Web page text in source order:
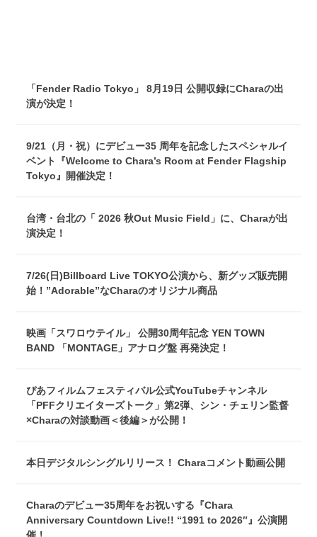
「Fender Radio Tokyo」 8月19日 公開収録にCharaの出
演が決定！
9/21（月・祝）にデビュー35 周年を記念したスペシャルイ
ベント『Welcome to Chara’s Room at Fender Flagship
Tokyo』開催決定！
台湾・台北の「 2026 秋Out Music Field」に、Charaが出
演決定！
7/26(日)Billboard Live TOKYO公演から、新グッズ販売開
始！”Adorable”なCharaのオリジナル商品
映画「スワロウテイル」 公開30周年記念 YEN TOWN
BAND 「MONTAGE」アナログ盤 再発決定！
ぴあフィルムフェスティバル公式YouTubeチャンネル
「PFFクリエイターズトーク」第2弾、シン・チェリン監督
×Charaの対談動画＜後編＞が公開！
本日デジタルシングルリリース！ Charaコメント動画公開
Charaのデビュー35周年をお祝いする『Chara
Anniversary Countdown Live!! “1991 to 2026″』公演開